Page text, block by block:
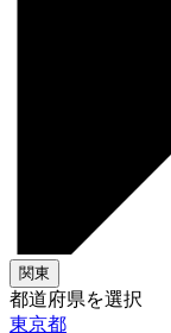
関東
都道府県を選択
東京都